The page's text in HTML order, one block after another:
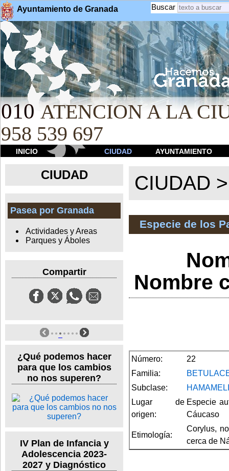
Ayuntamiento de Granada Buscar
010 ATENCION A LA
958 539 697
INICIO CIUDAD AYUNTAMIENTO
CIUDAD
Pasea por Granada
Actividades y Areas
Parques y Áboles
Compartir
¿Qué podemos hacer
para que los cambios
no nos superen?
IV Plan de Infancia y
Adolescencia 2023-
2027 y Diagnóstico
CIUDAD
Especie de los
Nombre
Número:
22
Familia:
Subclase:
Lugar de
origen:
Especie
Cáucaso
Etimología:
Corylus,
cerca de